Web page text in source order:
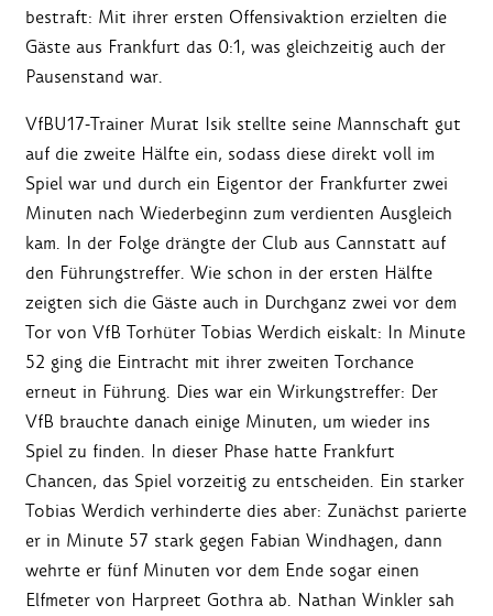
bestraft: Mit ihrer ersten Offensivaktion erzielten die
Gäste aus Frankfurt das 0:1, was gleichzeitig auch der
Pausenstand war.
VfBU17-Trainer Murat Isik stellte seine Mannschaft gut
auf die zweite Hälfte ein, sodass diese direkt voll im
Spiel war und durch ein Eigentor der Frankfurter zwei
Minuten nach Wiederbeginn zum verdienten Ausgleich
kam. In der Folge drängte der Club aus Cannstatt auf
den Führungstreffer. Wie schon in der ersten Hälfte
zeigten sich die Gäste auch in Durchganz zwei vor dem
Tor von VfB Torhüter Tobias Werdich eiskalt: In Minute
52 ging die Eintracht mit ihrer zweiten Torchance
erneut in Führung. Dies war ein Wirkungstreffer: Der
VfB brauchte danach einige Minuten, um wieder ins
Spiel zu finden. In dieser Phase hatte Frankfurt
Chancen, das Spiel vorzeitig zu entscheiden. Ein starker
Tobias Werdich verhinderte dies aber: Zunächst parierte
er in Minute 57 stark gegen Fabian Windhagen, dann
wehrte er fünf Minuten vor dem Ende sogar einen
Elfmeter von Harpreet Gothra ab. Nathan Winkler sah